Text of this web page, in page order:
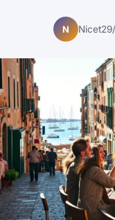
N Nicet